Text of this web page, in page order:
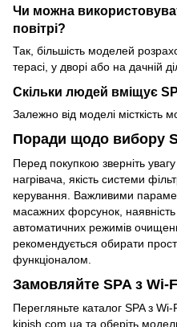
Чи можна
повітрі?
Так, більшість моделей
терасі, у дворі або на дачній
Скільки людей вміщує
Залежно від моделі місткість
Поради щодо вибору
Перед покупкою зверніть увагу
нагрівача, якість системи
керування. Важливими
масажних форсунок, наявність
автоматичних режимів
рекомендується обирати
функціоналом.
Замовляйте SPA з
Перегляньте каталог SPA з Wi-
kipish.com.ua та оберіть